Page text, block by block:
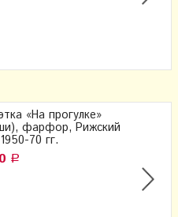
«На прогулке»
фарфор, Рижский
70 гг.
Р